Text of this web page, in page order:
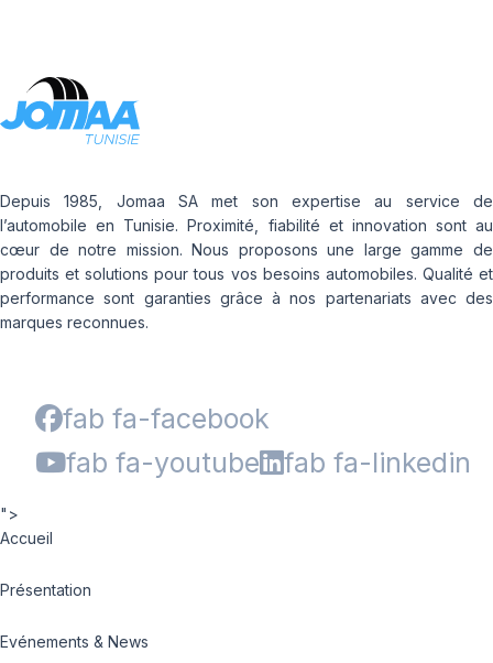
Depuis 1985, Jomaa SA met son expertise au service de
l’automobile en Tunisie. Proximité, fiabilité et innovation sont au
cœur de notre mission. Nous proposons une large gamme de
produits et solutions pour tous vos besoins automobiles. Qualité et
performance sont garanties grâce à nos partenariats avec des
marques reconnues.
fab fa-facebook
fab fa-youtube
fab fa-linkedin
">
Accueil
Présentation
Evénements & News